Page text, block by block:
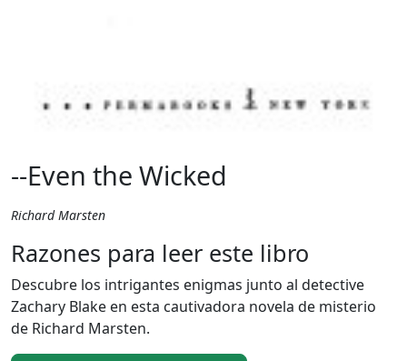
--Even the Wicked
Richard Marsten
Razones para leer este libro
Descubre los intrigantes enigmas junto al detective
Zachary Blake en esta cautivadora novela de misterio
de Richard Marsten.